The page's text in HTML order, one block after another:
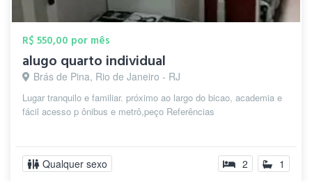
R$ 550,00 por mês
alugo quarto individual
Brás de Pina, Rio de Janeiro - RJ
Lugar tranquilo e familiar. próximo ao largo do bicao, academia e
fácil acesso p ônibus e metrô,peço Referências
Qualquer sexo 2 1